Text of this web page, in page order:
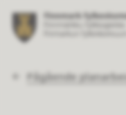
Du
Pågående